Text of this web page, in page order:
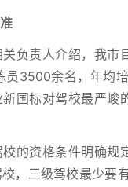
负责人介绍，我市
员3500余名，年均
国标对驾校最严峻
的资格条件明确规
，三级驾校最少要